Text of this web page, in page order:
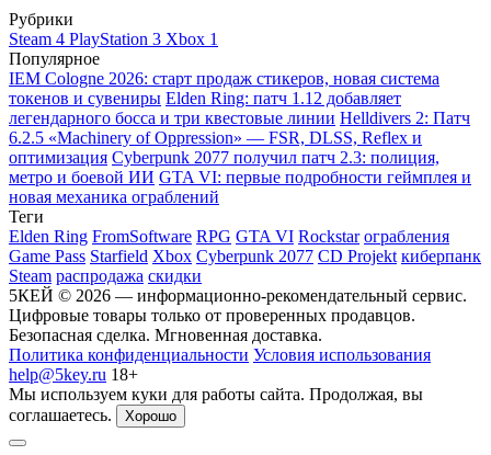
Рубрики
Steam 4 PlayStation 3 Xbox 1
Популярное
IEM Cologne 2026: старт продаж стикеров, новая система
токенов и сувениры Elden Ring: патч 1.12 добавляет
легендарного босса и три квестовые линии Helldivers 2: Патч
6.2.5 «Machinery of Oppression» — FSR, DLSS, Reflex и
оптимизация Cyberpunk 2077 получил патч 2.3: полиция,
метро и боевой ИИ GTA VI: первые подробности геймплея и
новая механика ограблений
Теги
Elden Ring FromSoftware RPG GTA VI Rockstar ограбления
Game Pass Starfield Xbox Cyberpunk 2077 CD Projekt киберпанк
Steam распродажа скидки
5КЕЙ © 2026 — информационно-рекомендательный сервис.
Цифровые товары только от проверенных продавцов.
Безопасная сделка. Мгновенная доставка.
Политика конфиденциальности Условия использования
help@5key.ru 18+
Мы используем куки для работы сайта. Продолжая, вы
соглашаетесь.
Хорошо